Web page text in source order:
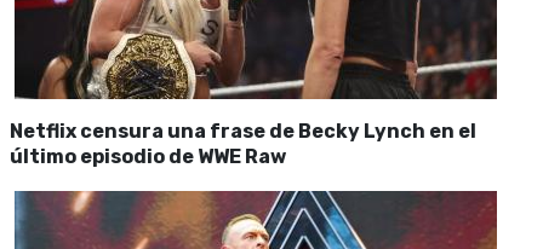
Netflix censura una frase de Becky Lynch en el
último episodio de WWE Raw